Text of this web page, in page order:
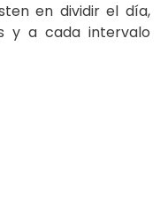
en dividir el día,
y a cada intervalo